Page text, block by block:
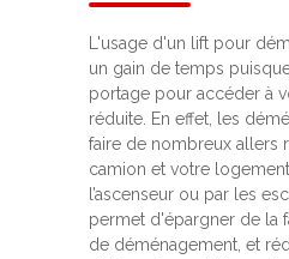
L'usage d'un lift pour
un gain de temps
portage pour accéder à
réduite. En effet, les
faire de nombreux allers
camion et votre
l’ascenseur ou par les
permet d'épargner de la
de déménagement, et